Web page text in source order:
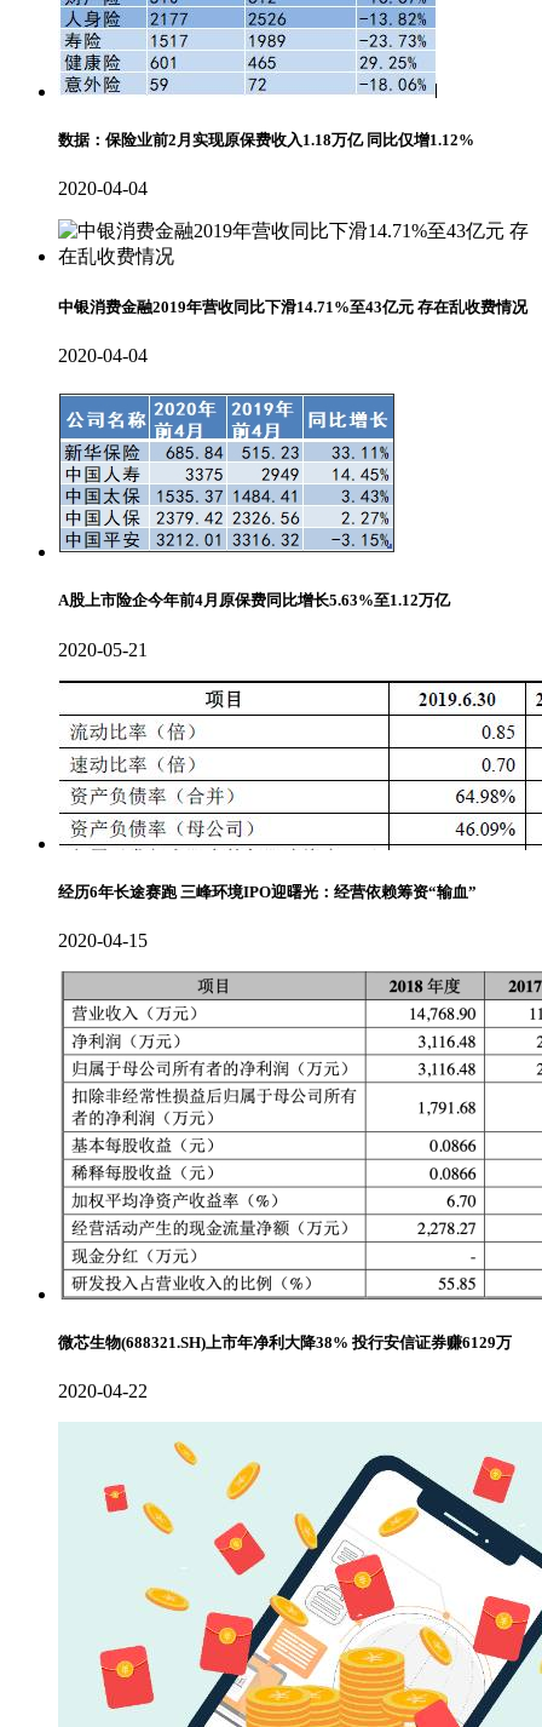
数据：保险业前2月实现原保费收入1.18万亿 同比仅增1.12%
2020-04-04
中银消费金融2019年营收同比下滑14.71%至43亿元 存在乱收费情况
2020-04-04
A股上市险企今年前4月原保费同比增长5.63%至1.12万亿
2020-05-21
经历6年长途赛跑 三峰环境IPO迎曙光：经营依赖筹资“输血”
2020-04-15
微芯生物(688321.SH)上市年净利大降38% 投行安信证券赚6129万
2020-04-22